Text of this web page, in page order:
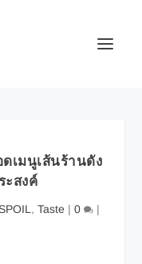
เมนูเส้นร้านดัง
ะสงค์
SPOIL , Taste | 0 |